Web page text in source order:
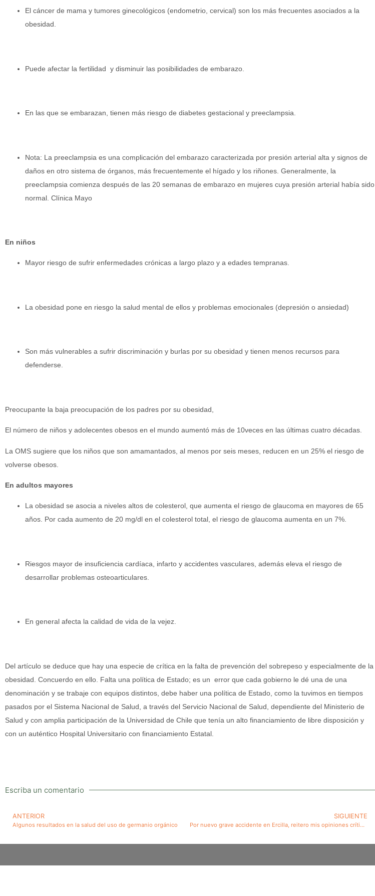
El cáncer de mama y tumores ginecológicos (endometrio, cervical) son los más frecuentes asociados a la
obesidad.
Puede afectar la fertilidad y disminuir las posibilidades de embarazo.
En las que se embarazan, tienen más riesgo de diabetes gestacional y preeclampsia.
Nota: La preeclampsia es una complicación del embarazo caracterizada por presión arterial alta y signos de
daños en otro sistema de órganos, más frecuentemente el hígado y los riñones. Generalmente, la
preeclampsia comienza después de las 20 semanas de embarazo en mujeres cuya presión arterial había sido
normal. Clínica Mayo
En niños
Mayor riesgo de sufrir enfermedades crónicas a largo plazo y a edades tempranas.
La obesidad pone en riesgo la salud mental de ellos y problemas emocionales (depresión o ansiedad)
Son más vulnerables a sufrir discriminación y burlas por su obesidad y tienen menos recursos para
defenderse.
Preocupante la baja preocupación de los padres por su obesidad,
El número de niños y adolecentes obesos en el mundo aumentó más de 10veces en las últimas cuatro décadas.
La OMS sugiere que los niños que son amamantados, al menos por seis meses, reducen en un 25% el riesgo de
volverse obesos.
En adultos mayores
La obesidad se asocia a niveles altos de colesterol, que aumenta el riesgo de glaucoma en mayores de 65
años. Por cada aumento de 20 mg/dl en el colesterol total, el riesgo de glaucoma aumenta en un 7%.
Riesgos mayor de insuficiencia cardíaca, infarto y accidentes vasculares, además eleva el riesgo de
desarrollar problemas osteoarticulares.
En general afecta la calidad de vida de la vejez.
Del artículo se deduce que hay una especie de crítica en la falta de prevención del sobrepeso y especialmente de la
obesidad. Concuerdo en ello. Falta una política de Estado; es un error que cada gobierno le dé una de una
denominación y se trabaje con equipos distintos, debe haber una política de Estado, como la tuvimos en tiempos
pasados por el Sistema Nacional de Salud, a través del Servicio Nacional de Salud, dependiente del Ministerio de
Salud y con amplia participación de la Universidad de Chile que tenía un alto financiamiento de libre disposición y
con un auténtico Hospital Universitario con financiamiento Estatal.
Escriba un comentario
ANTERIOR
Algunos resultados en la salud del uso de germanio orgánico
SIGUIENTE
Por nuevo grave accidente en Ercilla, reitero mis opiniones críticas sobre los buses de dos pisos a altas velocidades en carreteras. El Gobierno debiera preocuparse de ello